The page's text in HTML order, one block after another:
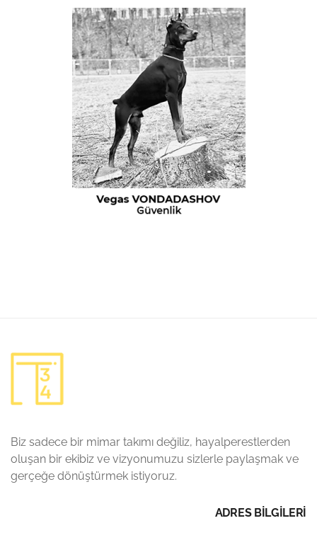
Biz sadece bir mimar takımı değiliz, hayalperestlerden
oluşan bir ekibiz ve vizyonumuzu sizlerle paylaşmak ve
gerçeğe dönüştürmek istiyoruz.
ADRES BİLGİLERİ